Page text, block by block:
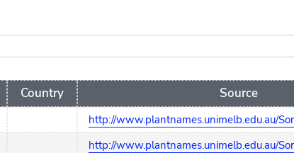
Country Source
http://www.plantnames.unimelb.edu.au/
http://www.plantnames.unimelb.edu.au/